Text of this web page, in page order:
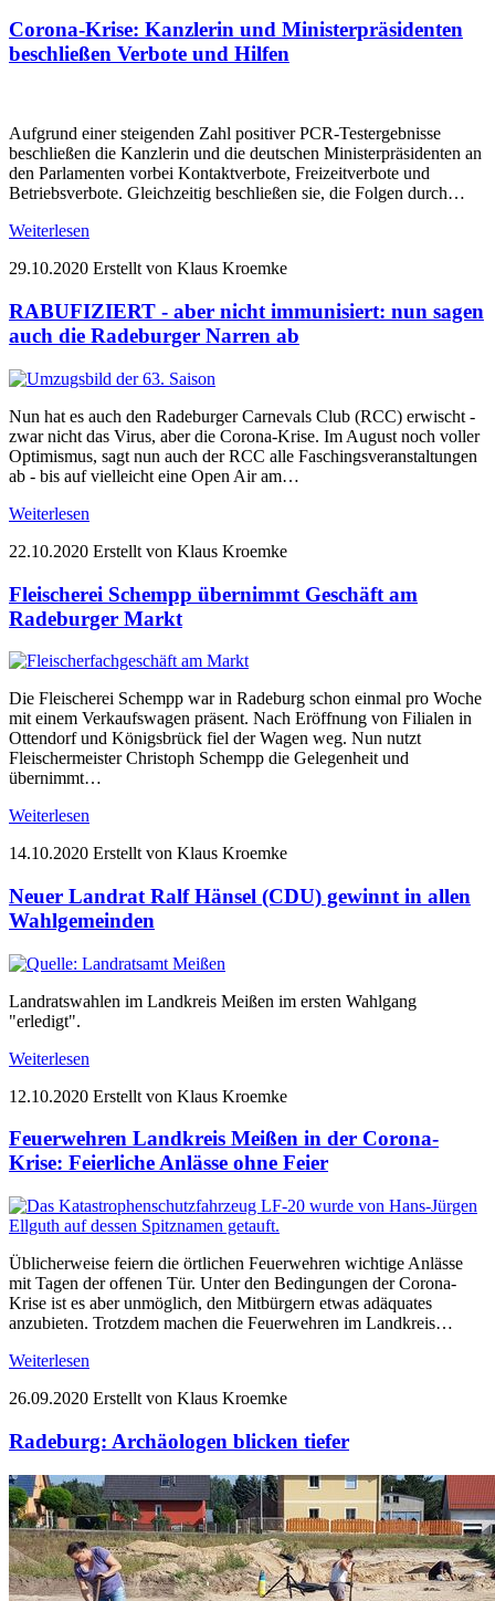
Corona-Krise: Kanzlerin und Ministerpräsidenten
beschließen Verbote und Hilfen
Aufgrund einer steigenden Zahl positiver PCR-Testergebnisse
beschließen die Kanzlerin und die deutschen Ministerpräsidenten an
den Parlamenten vorbei Kontaktverbote, Freizeitverbote und
Betriebsverbote. Gleichzeitig beschließen sie, die Folgen durch…
Weiterlesen
29.10.2020 Erstellt von Klaus Kroemke
RABUFIZIERT - aber nicht immunisiert: nun sagen
auch die Radeburger Narren ab
Nun hat es auch den Radeburger Carnevals Club (RCC) erwischt -
zwar nicht das Virus, aber die Corona-Krise. Im August noch voller
Optimismus, sagt nun auch der RCC alle Faschingsveranstaltungen
ab - bis auf vielleicht eine Open Air am…
Weiterlesen
22.10.2020 Erstellt von Klaus Kroemke
Fleischerei Schempp übernimmt Geschäft am
Radeburger Markt
Die Fleischerei Schempp war in Radeburg schon einmal pro Woche
mit einem Verkaufswagen präsent. Nach Eröffnung von Filialen in
Ottendorf und Königsbrück fiel der Wagen weg. Nun nutzt
Fleischermeister Christoph Schempp die Gelegenheit und
übernimmt…
Weiterlesen
14.10.2020 Erstellt von Klaus Kroemke
Neuer Landrat Ralf Hänsel (CDU) gewinnt in allen
Wahlgemeinden
Landratswahlen im Landkreis Meißen im ersten Wahlgang
"erledigt".
Weiterlesen
12.10.2020 Erstellt von Klaus Kroemke
Feuerwehren Landkreis Meißen in der Corona-
Krise: Feierliche Anlässe ohne Feier
Üblicherweise feiern die örtlichen Feuerwehren wichtige Anlässe
mit Tagen der offenen Tür. Unter den Bedingungen der Corona-
Krise ist es aber unmöglich, den Mitbürgern etwas adäquates
anzubieten. Trotzdem machen die Feuerwehren im Landkreis…
Weiterlesen
26.09.2020 Erstellt von Klaus Kroemke
Radeburg: Archäologen blicken tiefer